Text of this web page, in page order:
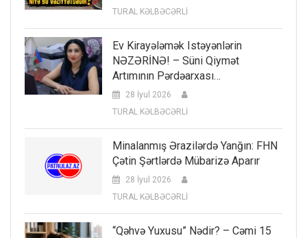
TURAL KƏLBƏCƏRLİ
Ev Kirayələmək Istəyənlərin
NƏZƏRİNƏ! – Süni Qiymət
Artımının Pərdəarxası…
28 İyul 2026
TURAL KƏLBƏCƏRLİ
Minalanmış Ərazilərdə Yanğın: FHN
Çətin Şərtlərdə Mübarizə Aparır
28 İyul 2026
TURAL KƏLBƏCƏRLİ
“Qəhvə Yuxusu” Nədir? – Cəmi 15